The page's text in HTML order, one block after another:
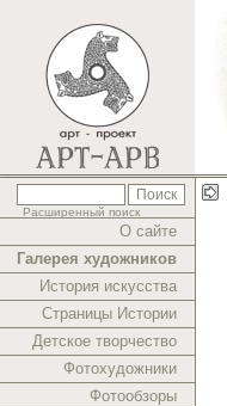
Расширенный поиск
О сайте
Галерея художников
История искусства
Страницы Истории
Детское творчество
Фотохудожники
Фотообзоры